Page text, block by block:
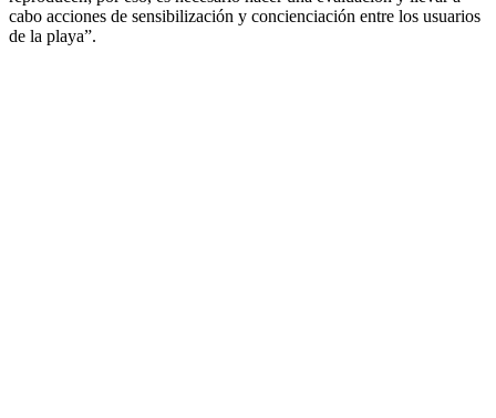
cabo acciones de sensibilización y concienciación entre los usuarios
de la playa”.